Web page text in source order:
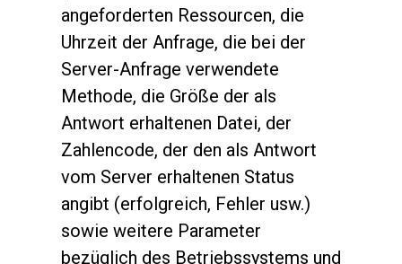
angeforderten Ressourcen, die
Uhrzeit der Anfrage, die bei der
Server-Anfrage verwendete
Methode, die Größe der als
Antwort erhaltenen Datei, der
Zahlencode, der den als Antwort
vom Server erhaltenen Status
angibt (erfolgreich, Fehler usw.)
sowie weitere Parameter
bezüglich des Betriebssystems und